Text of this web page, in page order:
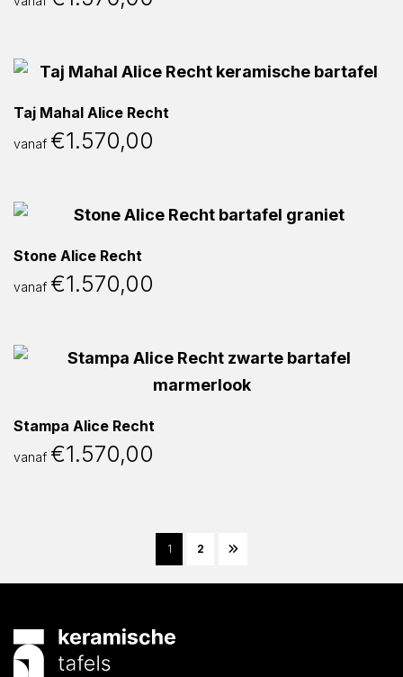
Taj Mahal Alice Recht
vanaf €1.570,00
Stone Alice Recht
vanaf €1.570,00
Stampa Alice Recht
vanaf €1.570,00
1 2